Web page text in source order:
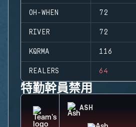
OH-WHEN 72
RIVER 72
KQRMA 116
REALERS 64
特勤幹員禁用
ASH